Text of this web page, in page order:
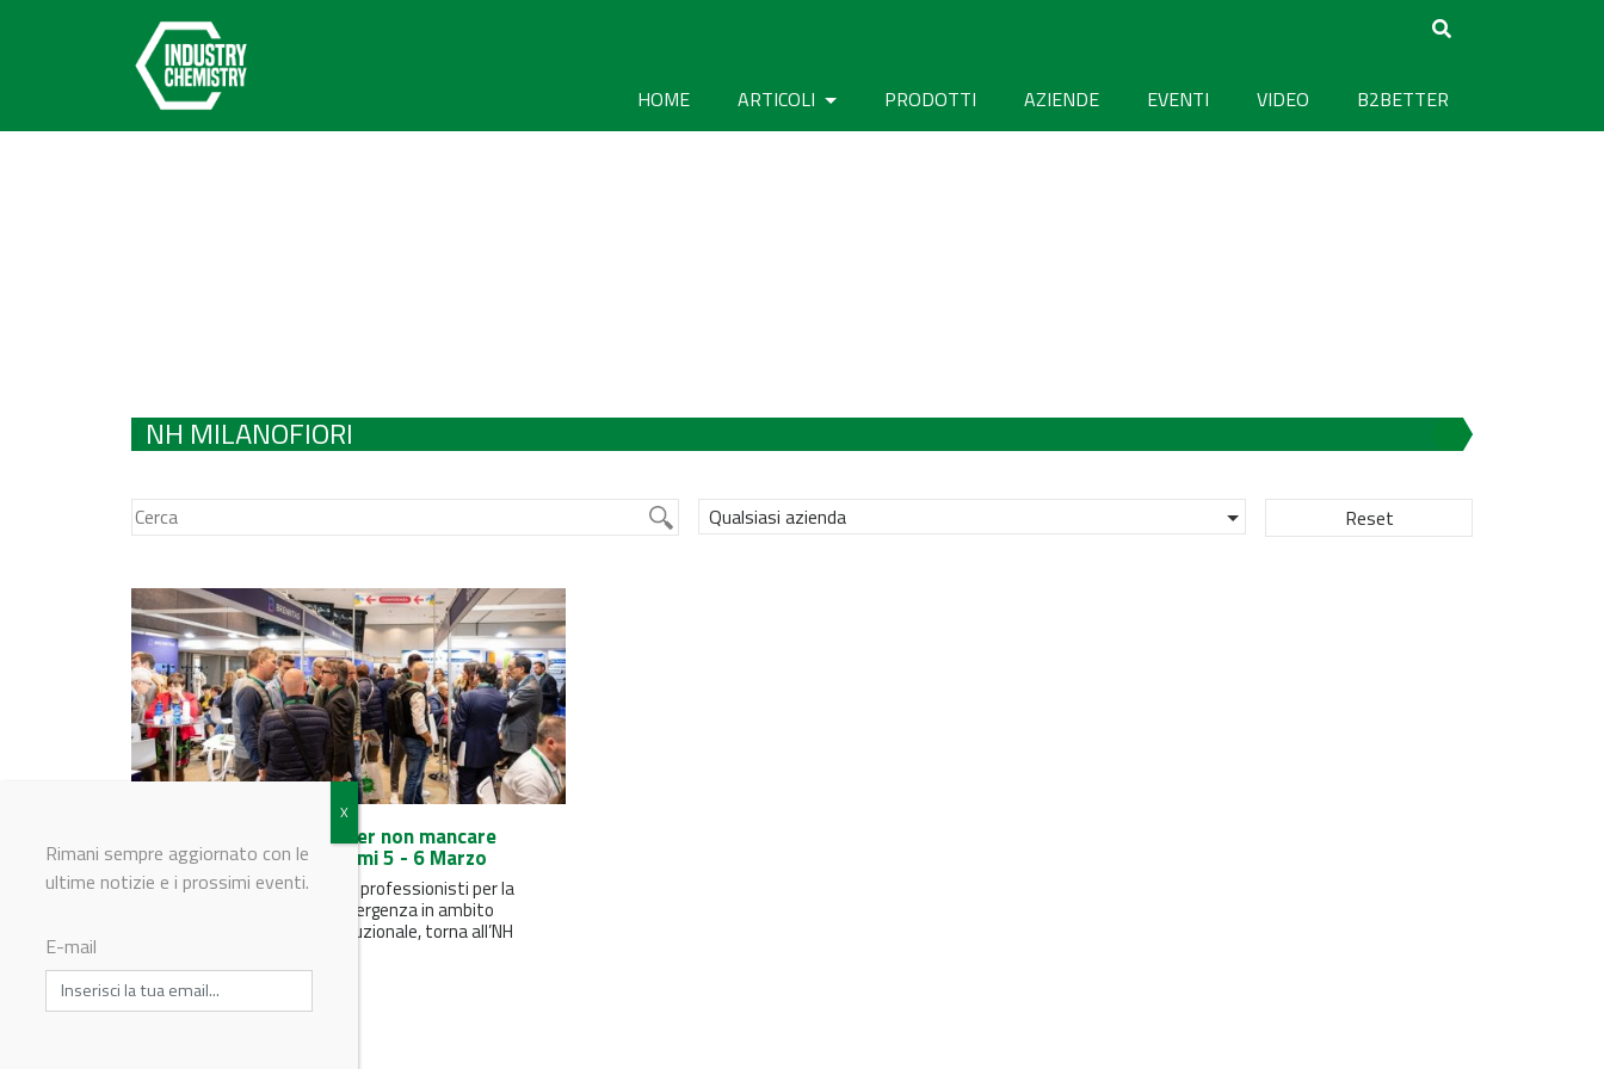
HOME ARTICOLI PRODOTTI AZIENDE EVENTI VIDEO B2BETTER
NH MILANOFIORI
Qualsiasi azienda Reset
H3i 2024: cinque motivi per non mancare
all'appuntamento i prossimi 5 - 6 Marzo
L'incontro annuale dedicato ai professionisti per la
formulazione del settore detergenza in ambito
domestico, industriale e istituzionale, torna all’NH
Rimani sempre aggiornato con le
ultime notizie e i prossimi eventi.
E-mail